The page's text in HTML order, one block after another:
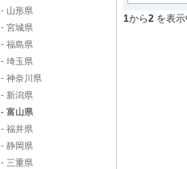
- 山形県
- 宮城県
- 福島県
- 埼玉県
- 神奈川県
- 新潟県
- 富山県
- 福井県
- 静岡県
- 三重県
1から2 を表